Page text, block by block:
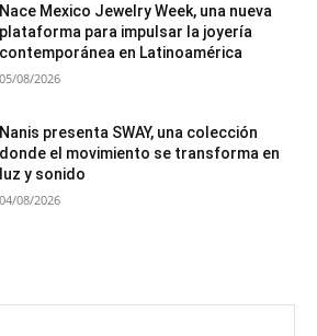
Nace Mexico Jewelry Week, una nueva
plataforma para impulsar la joyería
contemporánea en Latinoamérica
05/08/2026
Nanis presenta SWAY, una colección
donde el movimiento se transforma en
luz y sonido
04/08/2026